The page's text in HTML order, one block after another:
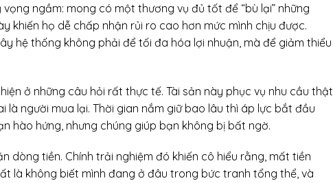
ngầm: mong có một thương vụ đủ tốt để “bù lại” những
khiến họ dễ chấp nhận rủi ro cao hơn mức mình chịu được.
hệ thống không phải để tối đa hóa lợi nhuận, mà để giảm thiểu
ở những câu hỏi rất thực tế. Tài sản này phục vụ nhu cầu thật
là người mua lại. Thời gian nắm giữ bao lâu thì áp lực bắt đầu
hào hứng, nhưng chúng giúp bạn không bị bất ngờ.
dòng tiền. Chính trải nghiệm đó khiến cô hiểu rằng, mất tiền
là không biết mình đang ở đâu trong bức tranh tổng thể, và